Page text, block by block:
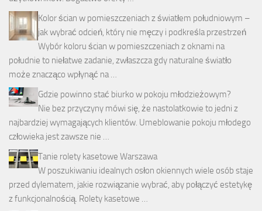
Kolor ścian w pomieszczeniach z światłem południowym –
jak wybrać odcień, który nie męczy i podkreśla przestrzeń
Wybór koloru ścian w pomieszczeniach z oknami na
południe to niełatwe zadanie, zwłaszcza gdy naturalne światło
może znacząco wpłynąć na …
Gdzie powinno stać biurko w pokoju młodzieżowym?
Nie bez przyczyny mówi się, że nastolatkowie to jedni z
najbardziej wymagających klientów. Umeblowanie pokoju młodego
człowieka jest zawsze nie …
Tanie rolety kasetowe Warszawa
W poszukiwaniu idealnych osłon okiennych wiele osób staje
przed dylematem, jakie rozwiązanie wybrać, aby połączyć estetykę
z funkcjonalnością. Rolety kasetowe …